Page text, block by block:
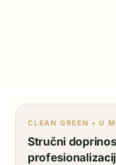
CLEAN GREEN • U
Stručni